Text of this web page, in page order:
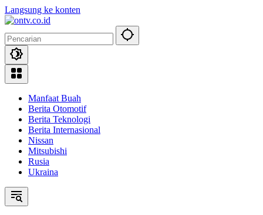
Langsung ke konten
Manfaat Buah
Berita Otomotif
Berita Teknologi
Berita Internasional
Nissan
Mitsubishi
Rusia
Ukraina